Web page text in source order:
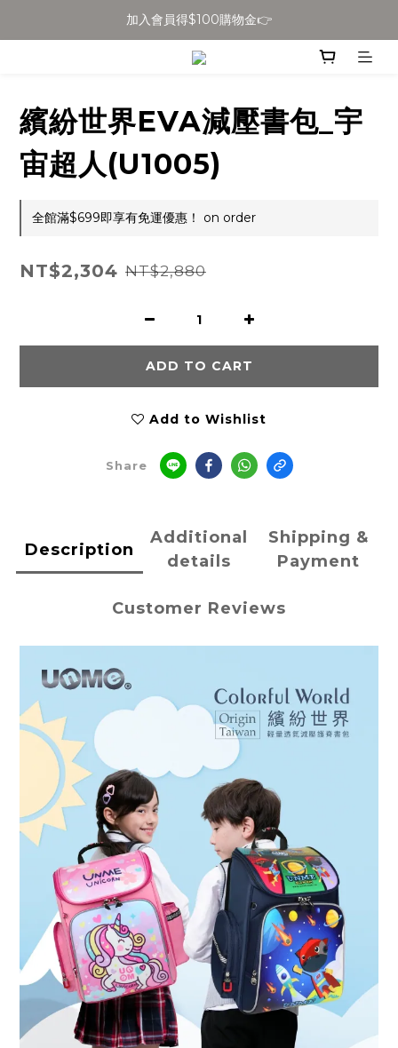
全館滿$699免運
加入會員得$100購物金👉
全館滿$699免運
繽紛世界EVA減壓書包_宇
宙超人(U1005)
全館滿$699即享有免運優惠！ on order
NT$2,304 NT$2,880
ADD TO CART
Add to Wishlist
Share
Description
Additional
details
Shipping &
Payment
Customer Reviews